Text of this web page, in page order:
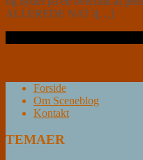
ALLEREDE NAT i[…]
Forside
Om Sceneblog
Kontakt
TEMAER